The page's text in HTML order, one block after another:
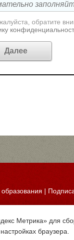
обратите
|
Метрика» для
браузера.